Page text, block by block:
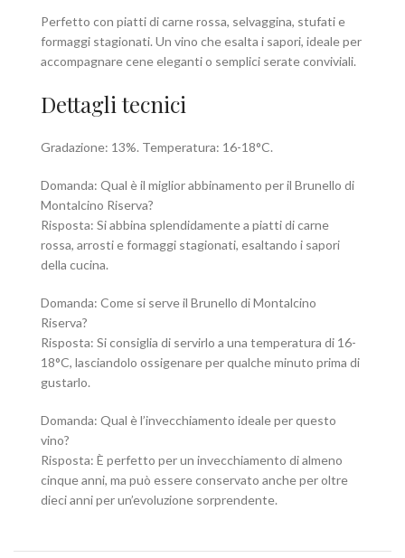
Perfetto con piatti di carne rossa, selvaggina, stufati e
formaggi stagionati. Un vino che esalta i sapori, ideale per
accompagnare cene eleganti o semplici serate conviviali.
Dettagli tecnici
Gradazione: 13%. Temperatura: 16-18°C.
Domanda: Qual è il miglior abbinamento per il Brunello di
Montalcino Riserva?
Risposta: Si abbina splendidamente a piatti di carne
rossa, arrosti e formaggi stagionati, esaltando i sapori
della cucina.
Domanda: Come si serve il Brunello di Montalcino
Riserva?
Risposta: Si consiglia di servirlo a una temperatura di 16-
18°C, lasciandolo ossigenare per qualche minuto prima di
gustarlo.
Domanda: Qual è l’invecchiamento ideale per questo
vino?
Risposta: È perfetto per un invecchiamento di almeno
cinque anni, ma può essere conservato anche per oltre
dieci anni per un’evoluzione sorprendente.